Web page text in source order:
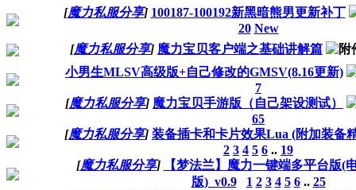
[魔力私服分享] 100187-100192新黑暗熊男更新补丁
20 New
[魔力私服分享] 魔力宝贝客户端之基础讲解篇
小男生MLSV高级版+自己修改的GMSV(8.16更新)
7
[魔力私服分享] 魔力宝贝手游版（自己架设测试）
65
[魔力私服分享] 装备插卡和卡片效果Lua (附加装备
2 3 4 5 6 .. 19
[魔力私服分享]
【梦法兰】魔力一键端多平台版(
版)_v0.9
1 2 3 4 5 6.. 25